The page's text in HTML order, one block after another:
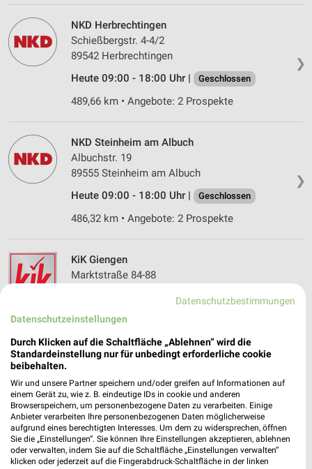
❯
NKD Herbrechtingen
Schießbergstr. 4-4/2
89542 Herbrechtingen
Heute 09:00 - 18:00 Uhr |
Geschlossen
489,66 km • Angebote: 2 Prospekte
❯
NKD Steinheim am Albuch
Albuchstr. 19
89555 Steinheim am Albuch
Heute 09:00 - 18:00 Uhr |
Geschlossen
486,32 km • Angebote: 2 Prospekte
❯
KiK Giengen
Marktstraße 84-88
Heute 09:00 - 19:00 Uhr |
487,39 km • Angebote: 1 Prospekt
Ernsting's family Giengen an der Brenz
Marktstraße 88
89537 Giengen an der Brenz
Heute 09:00 - 19:00 Uhr |
Geschlossen
487,35 km
Datenschutzbestimmungen
Datenschutzeinstellungen
Durch Klicken auf die Schaltfläche „Ablehnen“ wird die
Standardeinstellung nur für unbedingt erforderliche cookie
beibehalten.
Wir und unsere Partner speichern und/oder greifen auf Informationen auf
einem Gerät zu, wie z. B. eindeutige IDs in cookie und anderen
Browserspeichern, um personenbezogene Daten zu verarbeiten. Einige
Anbieter verarbeiten Ihre personenbezogenen Daten möglicherweise
aufgrund eines berechtigten Interesses. Um dem zu widersprechen, öffnen
Sie die „Einstellungen“. Sie können Ihre Einstellungen akzeptieren, ablehnen
oder verwalten, indem Sie auf die Schaltfläche „Einstellungen verwalten“
klicken oder jederzeit auf die Fingerabdruck-Schaltfläche in der linken